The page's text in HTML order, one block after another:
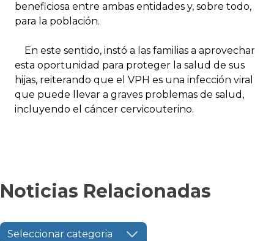
beneficiosa entre ambas entidades y, sobre todo,
para la población.
En este sentido, instó a las familias a aprovechar
esta oportunidad para proteger la salud de sus
hijas, reiterando que el VPH es una infección viral
que puede llevar a graves problemas de salud,
incluyendo el cáncer cervicouterino.
Noticias Relacionadas
Seleccionar categoria